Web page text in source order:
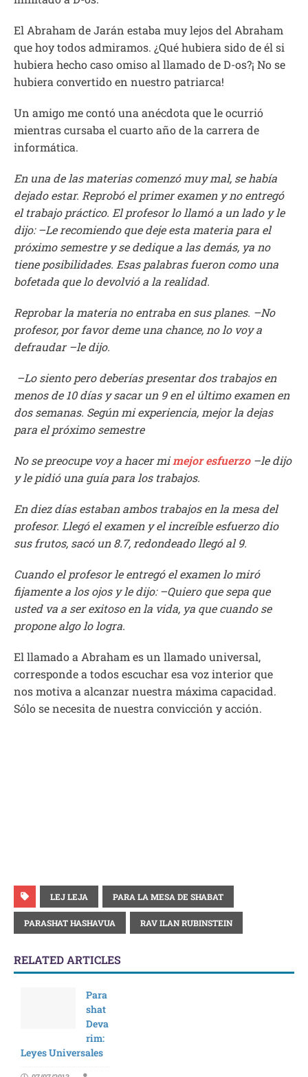
El Abraham de Jarán estaba muy lejos del Abraham
que hoy todos admiramos. ¿Qué hubiera sido de él si
hubiera hecho caso omiso al llamado de D-os?¡ No se
hubiera convertido en nuestro patriarca!
Un amigo me contó una anécdota que le ocurrió
mientras cursaba el cuarto año de la carrera de
informática.
En una de las materias comenzó muy mal, se había
dejado estar. Reprobó el primer examen y no entregó
el trabajo práctico. El profesor lo llamó a un lado y le
dijo: –Le recomiendo que deje esta materia para el
próximo semestre y se dedique a las demás, ya no
tiene posibilidades. Esas palabras fueron como una
bofetada que lo devolvió a la realidad.
Reprobar la materia no entraba en sus planes. –No
profesor, por favor deme una chance, no lo voy a
defraudar –le dijo.
–Lo siento pero deberías presentar dos trabajos en
menos de 10 días y sacar un 9 en el último examen en
dos semanas. Según mi experiencia, mejor la dejas
para el próximo semestre
No se preocupe voy a hacer mimejor esfuerzo–le dijo
y le pidió una guía para los trabajos.
En diez días estaban ambos trabajos en la mesa del
profesor. Llegó el examen y el increíble esfuerzo dio
sus frutos, sacó un 8.7, redondeado llegó al 9.
Cuando el profesor le entregó el examen lo miró
fijamente a los ojos y le dijo: –Quiero que sepa que
usted va a ser exitoso en la vida, ya que cuando se
propone algo lo logra.
El llamado a Abraham es un llamado universal,
corresponde a todos escuchar esa voz interior que
nos motiva a alcanzar nuestra máxima capacidad.
Sólo se necesita de nuestra convicción y acción.
LEJ LEJA PARA LA MESA DE SHABAT
PARASHAT HASHAVUA RAV ILAN RUBINSTEIN
RELATED ARTICLES
Para
shat
Deva
rim:
Leyes Universales